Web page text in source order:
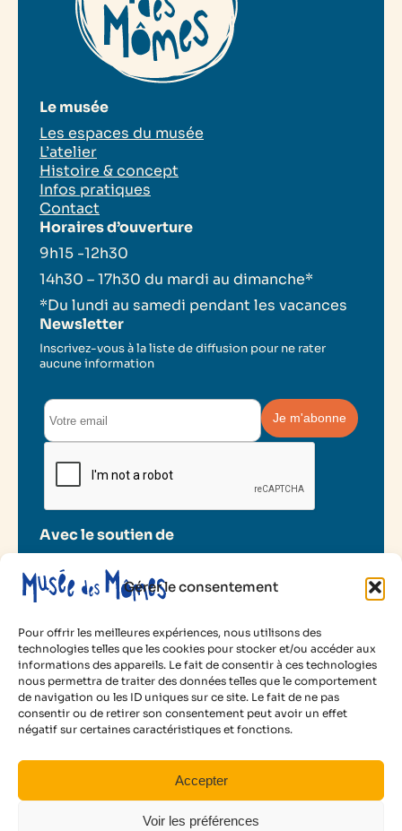
Gérer le consentement
Pour offrir les meilleures expériences, nous utilisons des
technologies telles que les cookies pour stocker et/ou accéder aux
informations des appareils. Le fait de consentir à ces technologies
nous permettra de traiter des données telles que le comportement
de navigation ou les ID uniques sur ce site. Le fait de ne pas
consentir ou de retirer son consentement peut avoir un effet
négatif sur certaines caractéristiques et fonctions.
Accepter
Voir les préférences
35 €
Voir les disponibilités
Le musée
Les espaces du musée
L’atelier
Histoire & concept
Infos pratiques
Contact
Horaires d’ouverture
9h15 -12h30
14h30 – 17h30 du mardi au dimanche*
*Du lundi au samedi pendant les vacances
Newsletter
Inscrivez-vous à la liste de diffusion pour ne rater
aucune information
Avec le soutien de
2025 Musée des Mômes
Mentions légales
Politique de cookies
Conditions d’utilisation
Facebook
Instagram
LinkedIn
YouTube